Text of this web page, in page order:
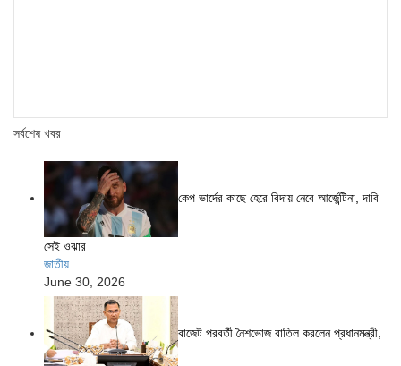
সর্বশেষ খবর
কেপ ভার্দের কাছে হেরে বিদায় নেবে আর্জেন্টিনা, দাবি
সেই ওঝার
জাতীয়
June 30, 2026
বাজেট পরবর্তী নৈশভোজ বাতিল করলেন প্রধানমন্ত্রী,